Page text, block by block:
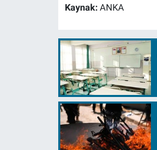
Kaynak: ANKA